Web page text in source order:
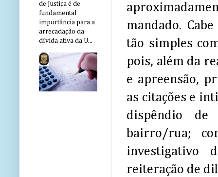
mandado.
tão simples
pois, além da
e apreensão,
as citações e
dispêndio de
bairro/rua;
investigativo
reiteração de
de Justiça é de
fundamental
importância para a
arrecadação da
dívida ativa da U...